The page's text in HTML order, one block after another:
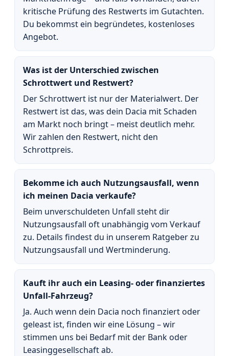
kritische Prüfung des Restwerts im Gutachten.
Du bekommst ein begründetes, kostenloses
Angebot.
Was ist der Unterschied zwischen
Schrottwert und Restwert?
Der Schrottwert ist nur der Materialwert. Der
Restwert ist das, was dein Dacia mit Schaden
am Markt noch bringt – meist deutlich mehr.
Wir zahlen den Restwert, nicht den
Schrottpreis.
Bekomme ich auch Nutzungsausfall, wenn
ich meinen Dacia verkaufe?
Beim unverschuldeten Unfall steht dir
Nutzungsausfall oft unabhängig vom Verkauf
zu. Details findest du in unserem Ratgeber zu
Nutzungsausfall und Wertminderung.
Kauft ihr auch ein Leasing- oder finanziertes
Unfall-Fahrzeug?
Ja. Auch wenn dein Dacia noch finanziert oder
geleast ist, finden wir eine Lösung – wir
stimmen uns bei Bedarf mit der Bank oder
Leasinggesellschaft ab.